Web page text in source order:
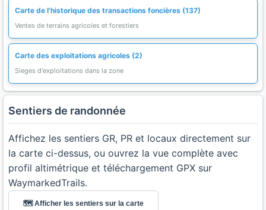
Carte de l'historique des transactions foncières (137)
Ventes de terrains agricoles et forestiers
Carte des exploitations agricoles (2)
Sieges d'exploitations dans la zone
Sentiers de randonnée
Affichez les sentiers GR, PR et locaux directement sur
la carte ci-dessus, ou ouvrez la vue complète avec
profil altimétrique et téléchargement GPX sur
WaymarkedTrails.
🗺️ Afficher les sentiers sur la carte